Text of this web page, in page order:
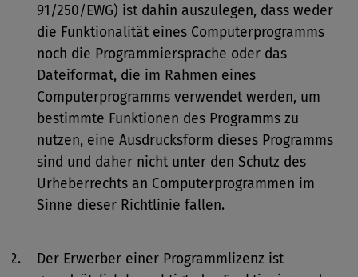
91/250/EWG) ist dahin auszulegen, dass weder
die Funktionalität eines Computerprogramms
noch die Programmiersprache oder das
Dateiformat, die im Rahmen eines
Computerprogramms verwendet werden, um
bestimmte Funktionen des Programms zu
nutzen, eine Ausdrucksform dieses Programms
sind und daher nicht unter den Schutz des
Urheberrechts an Computerprogrammen im
Sinne dieser Richtlinie fallen.
Der Erwerber einer Programmlizenz ist